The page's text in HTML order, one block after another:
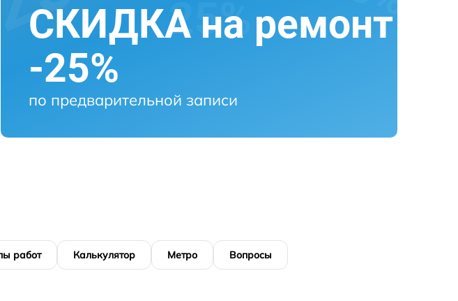
СКИДКА на ремонт
-25%
по предварительной записи
работ Калькулятор Метро Вопросы